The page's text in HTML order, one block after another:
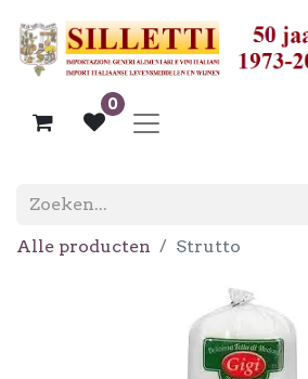
0
Alle producten Strutto